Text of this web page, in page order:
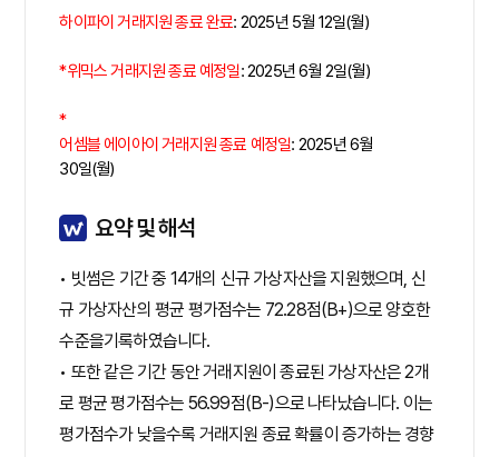
하이파이 거래지원 종료 완료: 2025년 5월 12일(월)
*위믹스 거래지원 종료 예정일: 2025년 6월 2일(월)
*
어셈블 에이아이 거래지원 종료 예정일: 2025년 6월
30일(월)
요약 및 해석
• 빗썸은 기간 중 14개의 신규 가상자산을 지원했으며, 신
규 가상자산의 평균 평가점수는 72.28점(B+)으로 양호한
수준을기록하였습니다.
• 또한 같은 기간 동안 거래지원이 종료된 가상자산은 2개
로 평균 평가점수는 56.99점(B-)으로 나타났습니다. 이는
평가점수가 낮을수록 거래지원 종료 확률이 증가하는 경향